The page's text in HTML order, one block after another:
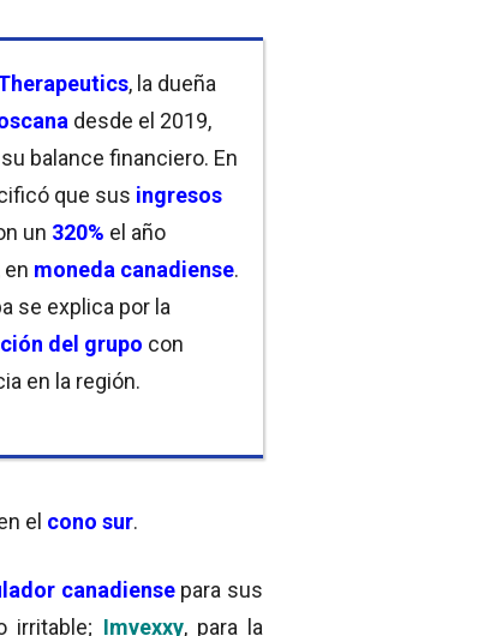
, la dueña
desde el 2019,
balance financiero. En
que sus ingresos
un 320% el año
en moneda canadiense.
se explica por la
del grupo con
en la región.
el cono sur.
canadiensepara sus
irritable; Imvexxy, para la